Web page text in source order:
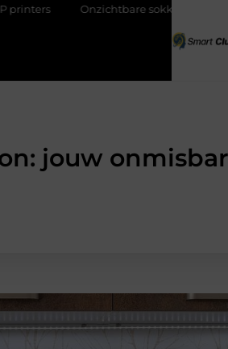
sokken met maximaal comfort
jouw